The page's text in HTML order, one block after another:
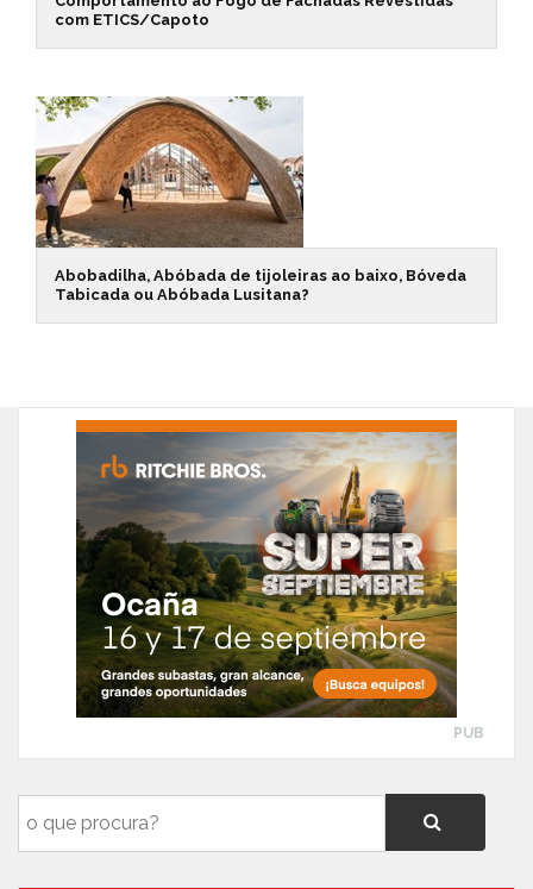
com ETICS/Capoto
Abobadilha, Abóbada de tijoleiras ao baixo, Bóveda
Tabicada ou Abóbada Lusitana?
PUB